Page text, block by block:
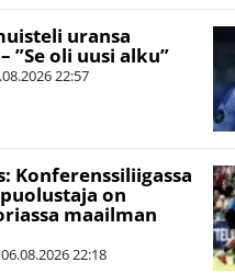
uransa
”Se oli uusi alku”
22:57
Konferenssiliigassa
on
maailman
06.08.202622:18